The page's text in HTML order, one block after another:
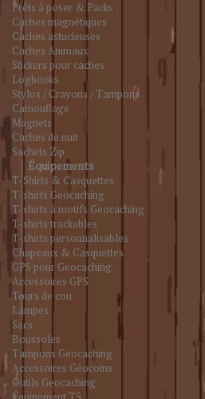
Prêts à poser & Packs
Caches magnétiques
Caches astucieuses
Caches Animaux
Stickers pour caches
Logbooks
Stylos / Crayons / Tampons
Camouflage
Magnets
Caches de nuit
Sachets Zip
Équipements
T-Shirts & Casquettes
T-shirts Geocaching
T-shirts à motifs Geocaching
T-shirts trackables
T-shirts personnalisables
Chapeaux & Casquettes
GPS pour Geocaching
Accessoires GPS
Tours de cou
Lampes
Sacs
Boussoles
Tampons Geocaching
Accessoires Géocoins
Outils Geocaching